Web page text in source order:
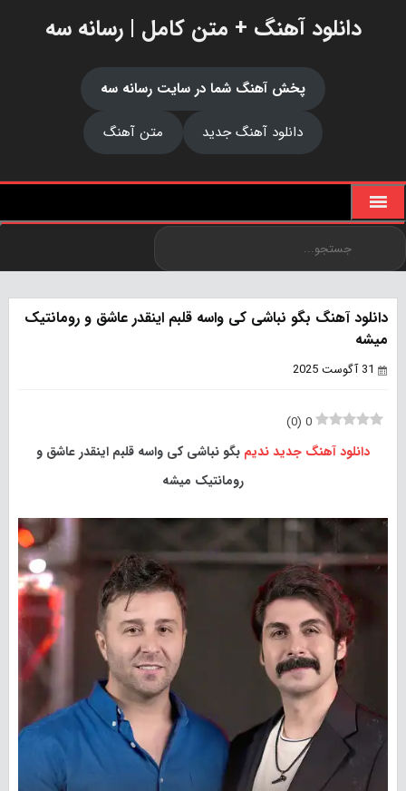
دانلود آهنگ + متن کامل | رسانه سه
پخش آهنگ شما در سایت رسانه سه
دانلود آهنگ جدید
متن آهنگ
دانلود آهنگ بگو نباشی کی واسه قلبم اینقدر عاشق و رومانتیک
میشه
31 آگوست 2025
0
(
0
)
دانلود آهنگ جدیدندیم بگو نباشی کی واسه قلبم اینقدر عاشق و
رومانتیک میشه